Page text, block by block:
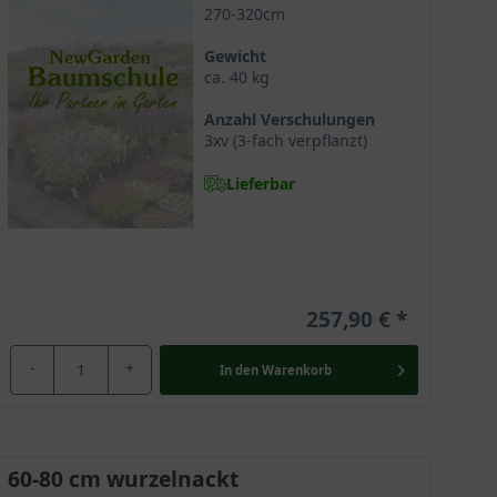
eines trockenen Standortes.
Name platanoides bezieht sich auf die
Jahre und verschönert entsprechend über einen
nimmt ihm Verlaufe der Zeit ab. Acer
Der prachtvolle Baum verzückt mit seinem
270-320cm
Gewicht
ca. 40 kg
Anzahl Verschulungen
3xv (3-fach verpflanzt)
Lieferbar
257,90 €
- + In den Warenkorb
60-80 cm wurzelnackt